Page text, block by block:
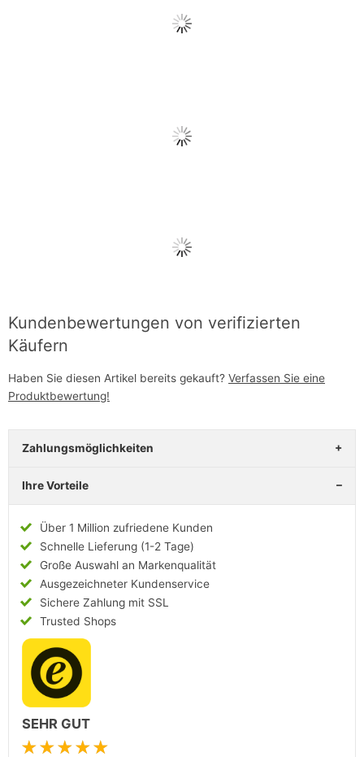
Kundenbewertungen von verifizierten
Käufern
Haben Sie diesen Artikel bereits gekauft? Verfassen Sie eine
Produktbewertung!
Zahlungsmöglichkeiten
Ihre Vorteile
Über 1 Million zufriedene Kunden
Schnelle Lieferung (1-2 Tage)
Große Auswahl an Markenqualität
Ausgezeichneter Kundenservice
Sichere Zahlung mit SSL
Trusted Shops
SEHR GUT
★★★★★